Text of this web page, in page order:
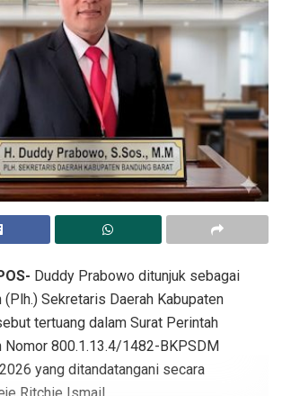
Duddy Prabowo ditunjuk sebagai
(Plh.) Sekretaris Daerah Kabupaten
tertuang dalam Surat Perintah
Nomor 800.1.13.4/1482-BKPSDM
yang ditandatangani secara
Ritchie Ismail.